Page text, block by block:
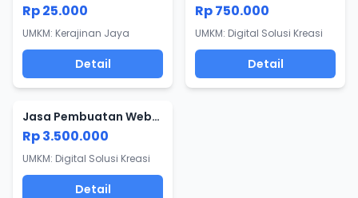
Rp 25.000
UMKM: Kerajinan Jaya
Detail
Rp 750.000
UMKM: Digital Solusi Kreasi
Detail
Jasa Pembuatan Website Toko Online
Rp 3.500.000
UMKM: Digital Solusi Kreasi
Detail